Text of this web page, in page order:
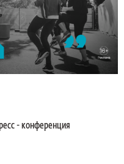
- конференция